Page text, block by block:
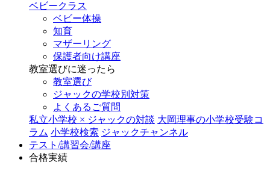
ベビークラス
ベビー体操
知育
マザーリング
保護者向け講座
教室選びに迷ったら
教室選び
ジャックの学校別対策
よくあるご質問
私立小学校 × ジャックの対談 大岡理事の小学校受験コ
ラム 小学校検索 ジャックチャンネル
テスト/講習会/講座
合格実績